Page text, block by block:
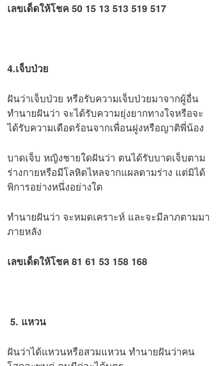
เลขเด็ดให้โชค 50 15 13 513 519 517
4.เจ็บป่วย
ฝันว่าเจ็บป่วย หรือรับความเจ็บป่วยมาจากผู้อื่น
ทำนายฝันว่า จะได้รับความยุ่งยากทางใจหรือจะ
ได้รับความเดือดร้อนจากเพื่อนฝูงหรือญาติพี่น้อง
บาดเจ็บ หญิงชายใดฝันว่า ตนได้รับบาดเจ็บตาม
ร่างกายหรือมีโลหิตไหลจากแผลตามร่าง แต่มิได้
พิการอย่างหนึ่งอย่างใด
ทำนายฝันว่า จะหมดเคราะห์ และจะมีลาภตามมา
ภายหลัง
เลขเด็ดให้โชค 81 61 53 158 168
5. แหวน
ฝันว่าได้แหวนหรือสวมแหวน ทำนายฝันว่าคน